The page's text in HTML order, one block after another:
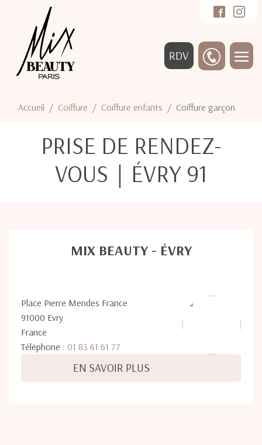
RDV
Accueil Coiffure Coiffure enfants Coiffure garçon
PRISE DE RENDEZ-
VOUS｜ÉVRY 91
MIX BEAUTY - ÉVRY
Place Pierre Mendes France
91000 Evry
France
Téléphone : 01 83 61 61 77
EN SAVOIR PLUS